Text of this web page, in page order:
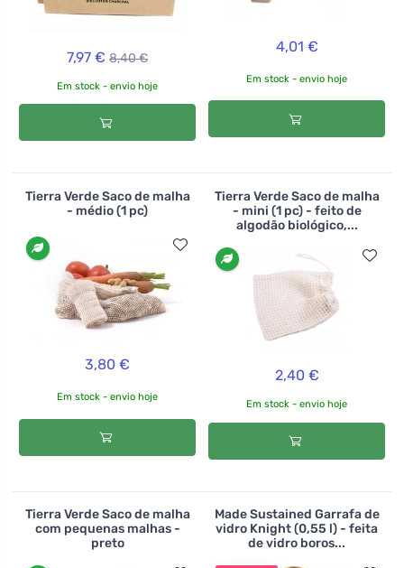
7,97 € 8,40 €
Em stock - envio hoje
4,01 €
Em stock - envio hoje
Tierra Verde Saco de malha
- médio (1 pc)
3,80 €
Em stock - envio hoje
Tierra Verde Saco de malha
- mini (1 pc) - feito de
algodão biológico,...
2,40 €
Em stock - envio hoje
Tierra Verde Saco de malha
com pequenas malhas -
preto
Made Sustained Garrafa de
vidro Knight (0,55 l) - feita
de vidro boros...